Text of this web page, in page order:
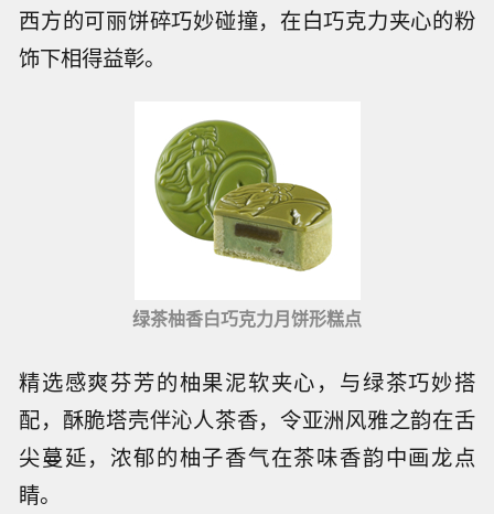
西方的可丽饼碎巧妙碰撞，在白巧克力夹心的粉
饰下相得益彰。
绿茶柚香白巧克力月饼形糕点
精选感爽芬芳的柚果泥软夹心，与绿茶巧妙搭
配，酥脆塔壳伴沁人茶香，令亚洲风雅之韵在舌
尖蔓延，浓郁的柚子香气在茶味香韵中画龙点
睛。